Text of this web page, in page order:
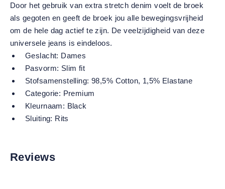
Door het gebruik van extra stretch denim voelt de broek
als gegoten en geeft de broek jou alle bewegingsvrijheid
om de hele dag actief te zijn. De veelzijdigheid van deze
universele jeans is eindeloos.
Geslacht: Dames
Pasvorm: Slim fit
Stofsamenstelling: 98,5% Cotton, 1,5% Elastane
Categorie: Premium
Kleurnaam: Black
Sluiting: Rits
Reviews